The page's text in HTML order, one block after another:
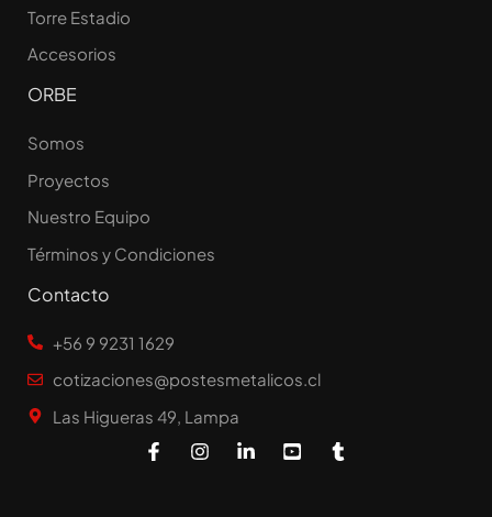
Torre Estadio
Accesorios
ORBE
Somos
Proyectos
Nuestro Equipo
Términos y Condiciones
Contacto
+56 9 9231 1629
cotizaciones@postesmetalicos.cl
Las Higueras 49, Lampa
a n i o u